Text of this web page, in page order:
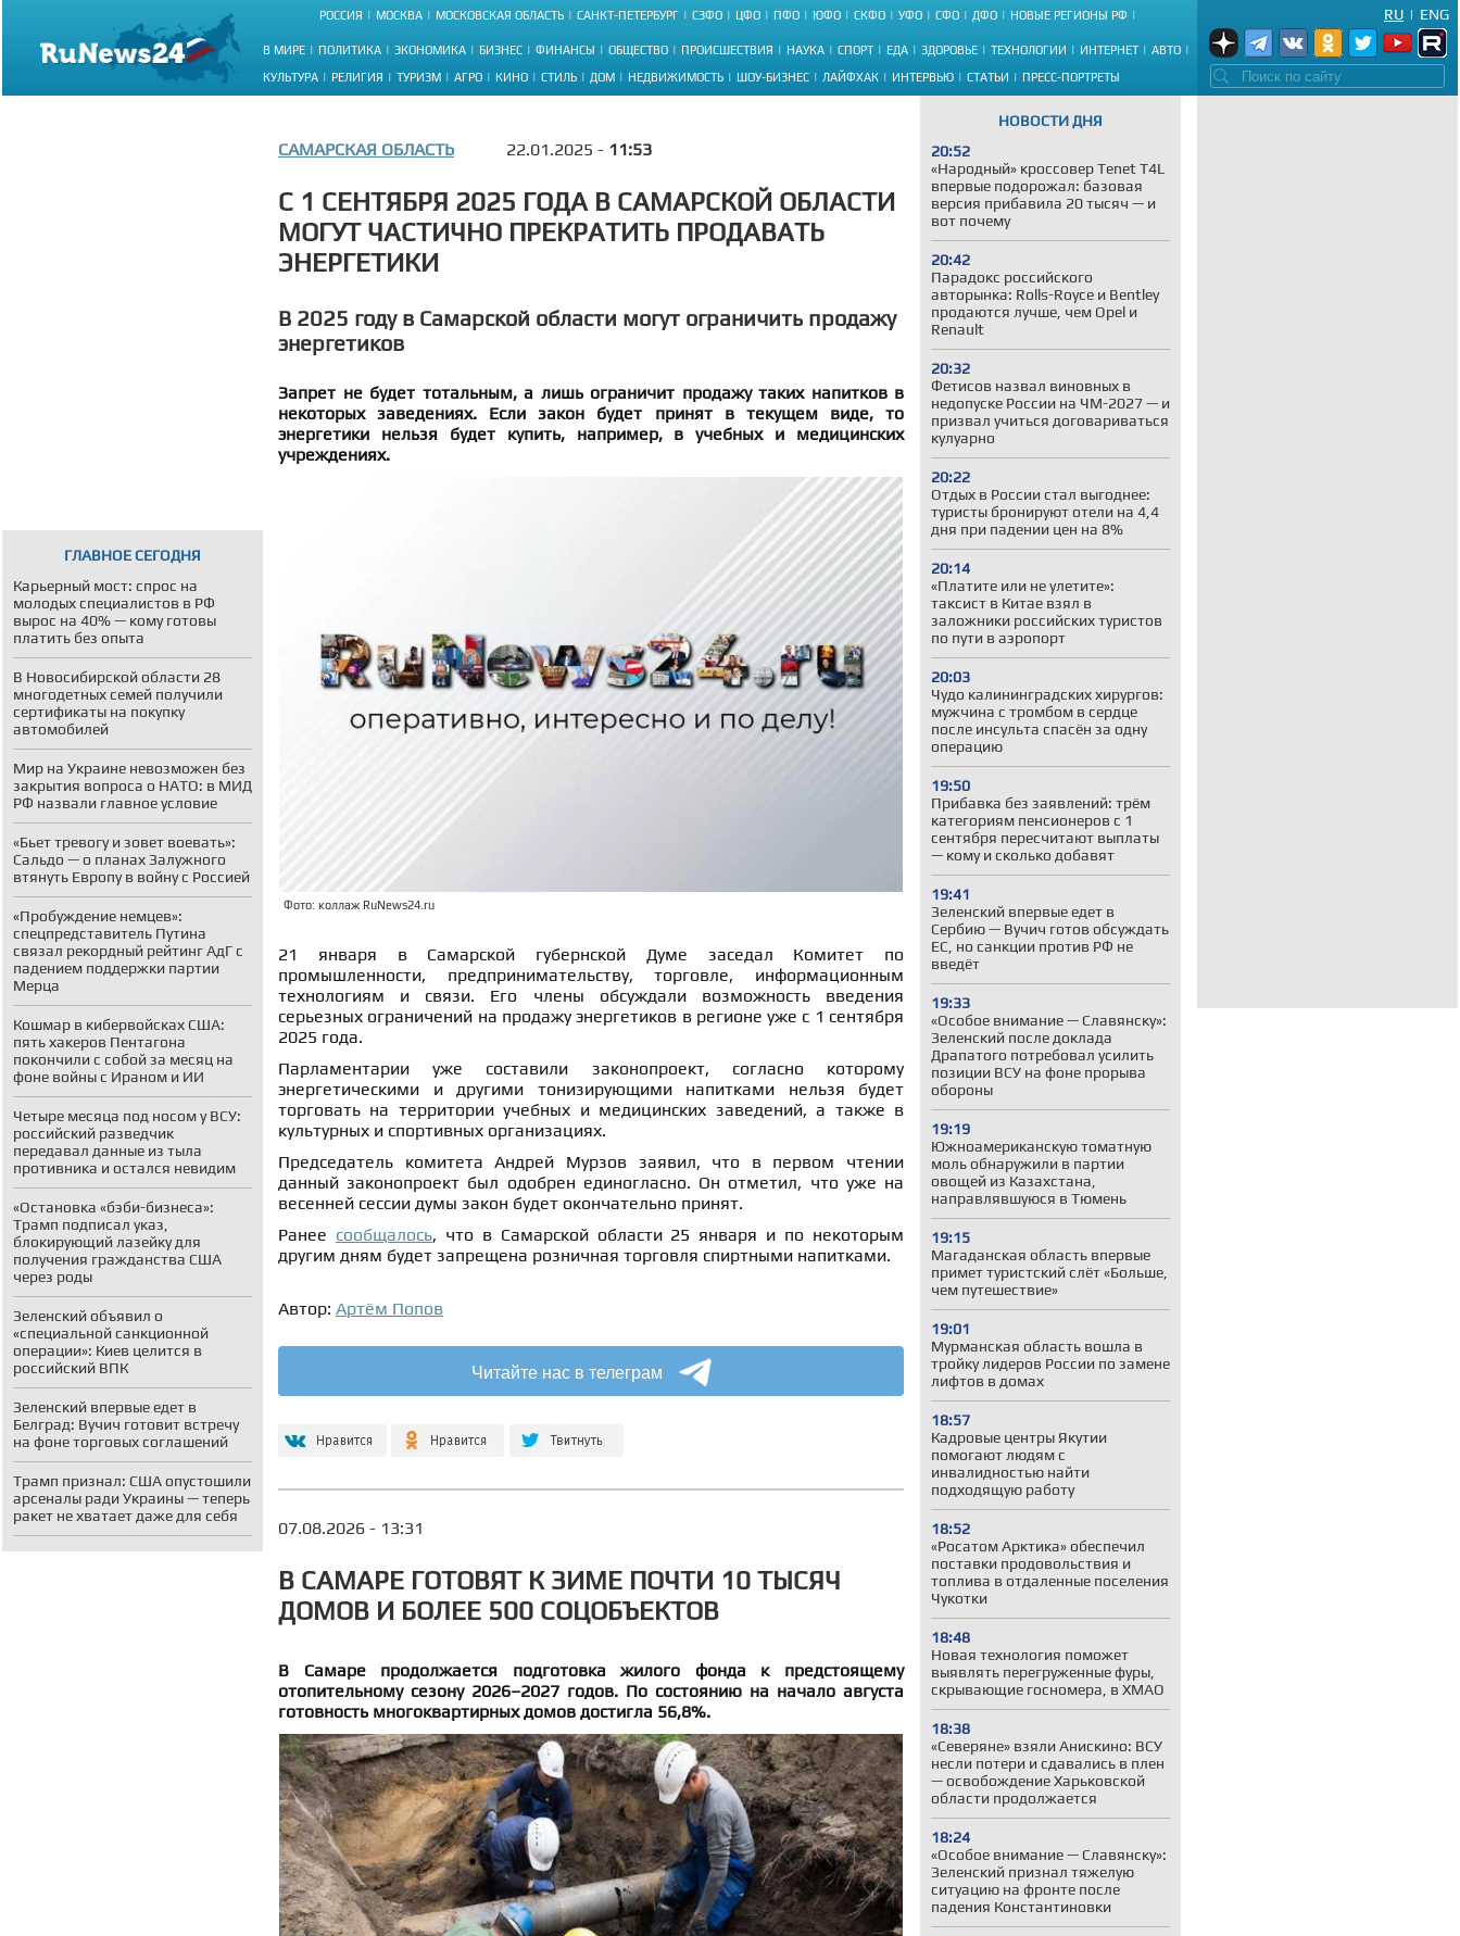
РОССИЯ МОСКВА МОСКОВСКАЯ ОБЛАСТЬ САНКТ-ПЕТЕРБУРГ СЗФО ЦФО ПФО ЮФО СКФО УФО СФО ДФО НОВЫЕ РЕГИОНЫ РФ
В МИРЕ ПОЛИТИКА ЭКОНОМИКА БИЗНЕС ФИНАНСЫ ОБЩЕСТВО ПРОИСШЕСТВИЯ НАУКА СПОРТ ЕДА ЗДОРОВЬЕ ТЕХНОЛОГИИ ИНТЕРНЕТ АВТО
КУЛЬТУРА РЕЛИГИЯ ТУРИЗМ АГРО КИНО СТИЛЬ ДОМ НЕДВИЖИМОСТЬ ШОУ-БИЗНЕС ЛАЙФХАК ИНТЕРВЬЮ СТАТЬИ ПРЕСС-ПОРТРЕТЫ
ENG
|
RU
ГЛАВНОЕ СЕГОДНЯ
Карьерный мост: спрос на
молодых специалистов в РФ
вырос на 40% — кому готовы
платить без опыта
В Новосибирской области 28
многодетных семей получили
сертификаты на покупку
автомобилей
Мир на Украине невозможен без
закрытия вопроса о НАТО: в МИД
РФ назвали главное условие
«Бьет тревогу и зовет воевать»:
Сальдо — о планах Залужного
втянуть Европу в войну с Россией
«Пробуждение немцев»:
спецпредставитель Путина
связал рекордный рейтинг АдГ с
падением поддержки партии
Мерца
Кошмар в кибервойсках США:
пять хакеров Пентагона
покончили с собой за месяц на
фоне войны с Ираном и ИИ
Четыре месяца под носом у ВСУ:
российский разведчик
передавал данные из тыла
противника и остался невидим
«Остановка «бэби-бизнеса»:
Трамп подписал указ,
блокирующий лазейку для
получения гражданства США
через роды
Зеленский объявил о
«специальной санкционной
операции»: Киев целится в
российский ВПК
Зеленский впервые едет в
Белград: Вучич готовит встречу
на фоне торговых соглашений
Трамп признал: США опустошили
арсеналы ради Украины — теперь
ракет не хватает даже для себя
НОВОСТИ ДНЯ
20:52
«Народный» кроссовер Tenet T4L
впервые подорожал: базовая
версия прибавила 20 тысяч — и
вот почему
20:42
Парадокс российского
авторынка: Rolls-Royce и Bentley
продаются лучше, чем Opel и
Renault
20:32
Фетисов назвал виновных в
недопуске России на ЧМ-2027 — и
призвал учиться договариваться
кулуарно
20:22
Отдых в России стал выгоднее:
туристы бронируют отели на 4,4
дня при падении цен на 8%
20:14
«Платите или не улетите»:
таксист в Китае взял в
заложники российских туристов
по пути в аэропорт
20:03
Чудо калининградских хирургов:
мужчина с тромбом в сердце
после инсульта спасён за одну
операцию
19:50
Прибавка без заявлений: трём
категориям пенсионеров с 1
сентября пересчитают выплаты
— кому и сколько добавят
19:41
Зеленский впервые едет в
Сербию — Вучич готов обсуждать
ЕС, но санкции против РФ не
введёт
19:33
«Особое внимание — Славянску»:
Зеленский после доклада
Драпатого потребовал усилить
позиции ВСУ на фоне прорыва
обороны
19:19
Южноамериканскую томатную
моль обнаружили в партии
овощей из Казахстана,
направлявшуюся в Тюмень
19:15
Магаданская область впервые
примет туристский слёт «Больше,
чем путешествие»
19:01
Мурманская область вошла в
тройку лидеров России по замене
лифтов в домах
18:57
Кадровые центры Якутии
помогают людям с
инвалидностью найти
подходящую работу
18:52
«Росатом Арктика» обеспечил
поставки продовольствия и
топлива в отдаленные поселения
Чукотки
18:48
Новая технология поможет
выявлять перегруженные фуры,
скрывающие госномера, в ХМАО
18:38
«Северяне» взяли Анискино: ВСУ
несли потери и сдавались в плен
— освобождение Харьковской
области продолжается
18:24
«Особое внимание — Славянску»:
Зеленский признал тяжелую
ситуацию на фронте после
падения Константиновки
САМАРСКАЯ ОБЛАСТЬ 22.01.2025 - 11:53
С 1 СЕНТЯБРЯ 2025 ГОДА В САМАРСКОЙ ОБЛАСТИ
МОГУТ ЧАСТИЧНО ПРЕКРАТИТЬ ПРОДАВАТЬ
ЭНЕРГЕТИКИ
В 2025 году в Самарской области могут ограничить продажу
энергетиков
Запрет не будет тотальным, а лишь ограничит продажу таких напитков в
некоторых заведениях. Если закон будет принят в текущем виде, то
энергетики нельзя будет купить, например, в учебных и медицинских
учреждениях.
Фото: коллаж RuNews24.ru
21 января в Самарской губернской Думе заседал Комитет по
промышленности, предпринимательству, торговле, информационным
технологиям и связи. Его члены обсуждали возможность введения
серьезных ограничений на продажу энергетиков в регионе уже с 1 сентября
2025 года.
Парламентарии уже составили законопроект, согласно которому
энергетическими и другими тонизирующими напитками нельзя будет
торговать на территории учебных и медицинских заведений, а также в
культурных и спортивных организациях.
Председатель комитета Андрей Мурзов заявил, что в первом чтении
данный законопроект был одобрен единогласно. Он отметил, что уже на
весенней сессии думы закон будет окончательно принят.
Ранее сообщалось, что в Самарской области 25 января и по некоторым
другим дням будет запрещена розничная торговля спиртными напитками.
Автор: Артём Попов
Читайте нас в телеграм
07.08.2026 - 13:31
В САМАРЕ ГОТОВЯТ К ЗИМЕ ПОЧТИ 10 ТЫСЯЧ
ДОМОВ И БОЛЕЕ 500 СОЦОБЪЕКТОВ
В Самаре продолжается подготовка жилого фонда к предстоящему
отопительному сезону 2026–2027 годов. По состоянию на начало августа
готовность многоквартирных домов достигла 56,8%.